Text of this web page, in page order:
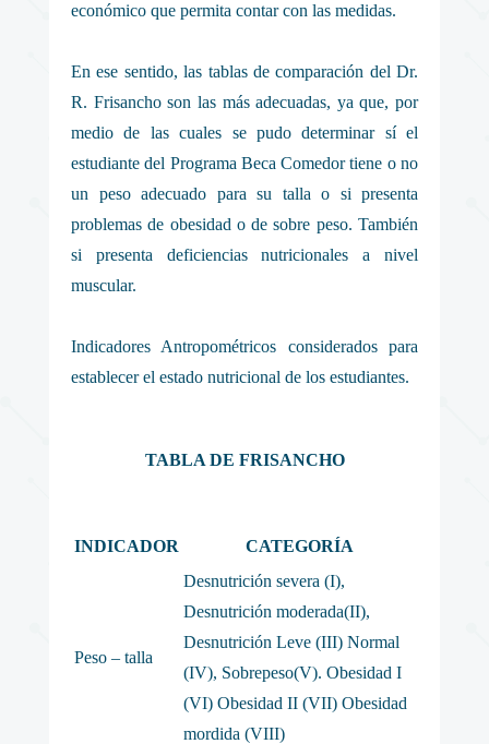
económico que permita contar con las medidas.
En ese sentido, las tablas de comparación del Dr.
R. Frisancho son las más adecuadas, ya que, por
medio de las cuales se pudo determinar sí el
estudiante del Programa Beca Comedor tiene o no
un peso adecuado para su talla o si presenta
problemas de obesidad o de sobre peso. También
si presenta deficiencias nutricionales a nivel
muscular.
Indicadores Antropométricos considerados para
establecer el estado nutricional de los estudiantes.
TABLA DE FRISANCHO
INDICADOR CATEGORÍA
Peso – talla
Desnutrición severa (I),
Desnutrición moderada(II),
Desnutrición Leve (III) Normal
(IV), Sobrepeso(V). Obesidad I
(VI) Obesidad II (VII) Obesidad
mordida (VIII)